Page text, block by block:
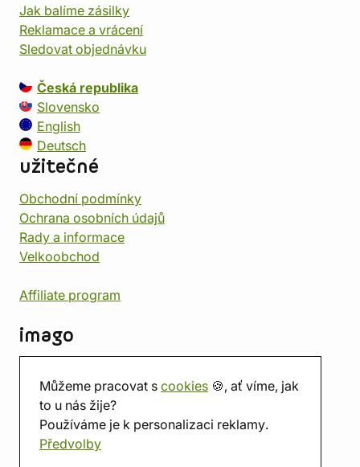
Můžeme pracovat s cookies 🍪, ať víme, jak
to u nás žije?
Používáme je k personalizaci reklamy.
Předvolby
Jak balíme zásilky
Reklamace a vrácení
Sledovat objednávku
Česká republika
Slovensko
English
Deutsch
užitečné
Obchodní podmínky
Ochrana osobních údajů
Rady a informace
Velkoobchod
Affiliate program
imago
Prodejna
Herna
O nás
Hodnocení obchodu